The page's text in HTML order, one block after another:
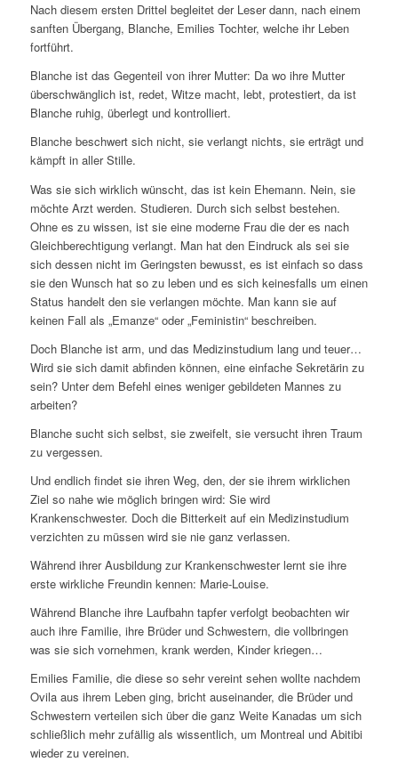
Nach diesem ersten Drittel begleitet der Leser dann, nach einem
sanften Übergang, Blanche, Emilies Tochter, welche ihr Leben
fortführt.
Blanche ist das Gegenteil von ihrer Mutter: Da wo ihre Mutter
überschwänglich ist, redet, Witze macht, lebt, protestiert, da ist
Blanche ruhig, überlegt und kontrolliert.
Blanche beschwert sich nicht, sie verlangt nichts, sie erträgt und
kämpft in aller Stille.
Was sie sich wirklich wünscht, das ist kein Ehemann. Nein, sie
möchte Arzt werden. Studieren. Durch sich selbst bestehen.
Ohne es zu wissen, ist sie eine moderne Frau die der es nach
Gleichberechtigung verlangt. Man hat den Eindruck als sei sie
sich dessen nicht im Geringsten bewusst, es ist einfach so dass
sie den Wunsch hat so zu leben und es sich keinesfalls um einen
Status handelt den sie verlangen möchte. Man kann sie auf
keinen Fall als „Emanze“ oder „Feministin“ beschreiben.
Doch Blanche ist arm, und das Medizinstudium lang und teuer…
Wird sie sich damit abfinden können, eine einfache Sekretärin zu
sein? Unter dem Befehl eines weniger gebildeten Mannes zu
arbeiten?
Blanche sucht sich selbst, sie zweifelt, sie versucht ihren Traum
zu vergessen.
Und endlich findet sie ihren Weg, den, der sie ihrem wirklichen
Ziel so nahe wie möglich bringen wird: Sie wird
Krankenschwester. Doch die Bitterkeit auf ein Medizinstudium
verzichten zu müssen wird sie nie ganz verlassen.
Während ihrer Ausbildung zur Krankenschwester lernt sie ihre
erste wirkliche Freundin kennen: Marie-Louise.
Während Blanche ihre Laufbahn tapfer verfolgt beobachten wir
auch ihre Familie, ihre Brüder und Schwestern, die vollbringen
was sie sich vornehmen, krank werden, Kinder kriegen…
Emilies Familie, die diese so sehr vereint sehen wollte nachdem
Ovila aus ihrem Leben ging, bricht auseinander, die Brüder und
Schwestern verteilen sich über die ganz Weite Kanadas um sich
schließlich mehr zufällig als wissentlich, um Montreal und Abitibi
wieder zu vereinen.